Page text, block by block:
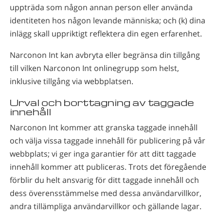
uppträda som någon annan person eller använda
identiteten hos någon levande människa; och (k) dina
inlägg skall uppriktigt reflektera din egen erfarenhet.
Narconon Int kan avbryta eller begränsa din tillgång
till vilken Narconon Int onlinegrupp som helst,
inklusive tillgång via webbplatsen.
Urval och borttagning av taggade
innehåll
Narconon Int kommer att granska taggade innehåll
och välja vissa taggade innehåll för publicering på vår
webbplats; vi ger inga garantier för att ditt taggade
innehåll kommer att publiceras. Trots det föregående
förblir du helt ansvarig för ditt taggade innehåll och
dess överensstämmelse med dessa användarvillkor,
andra tillämpliga användarvillkor och gällande lagar.